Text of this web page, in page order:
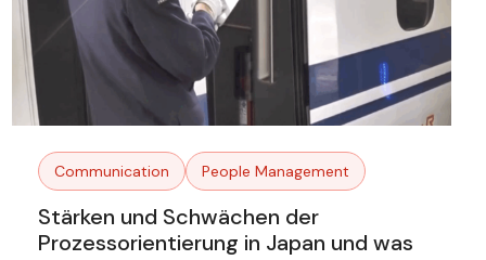
Communication People Management
Stärken und Schwächen der
Prozessorientierung in Japan und was